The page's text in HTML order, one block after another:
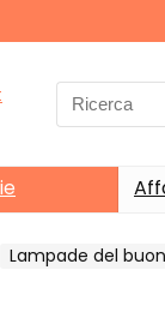
Search
for:
Lampade del